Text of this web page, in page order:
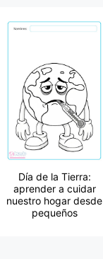
Día de la Tierra:
aprender a cuidar
nuestro hogar desde
pequeños